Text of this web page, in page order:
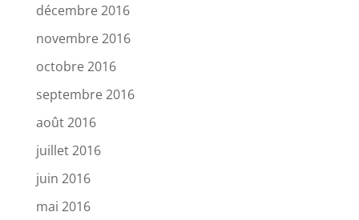
décembre 2016
novembre 2016
octobre 2016
septembre 2016
août 2016
juillet 2016
juin 2016
mai 2016